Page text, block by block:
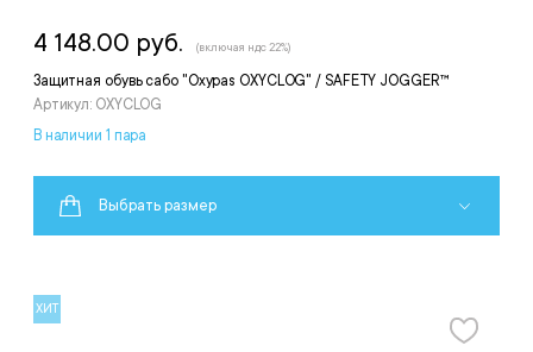
Защитная обувь сабо "Oxypas OXYCLOG" / SAFETY JOGGER™
Артикул: OXYCLOG
4 148.00 руб. (включая ндс 22%)
В наличии 1 пара
Выбрать размер
ХИТ